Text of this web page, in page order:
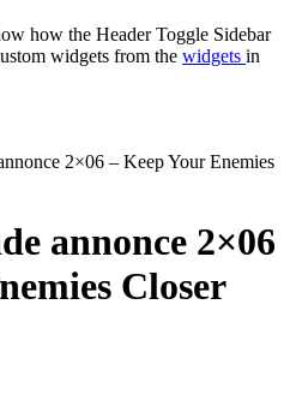
how the Header Toggle Sidebar
widgets from the widgets in
2×06 – Keep Your Enemies
annonce 2×06
Closer